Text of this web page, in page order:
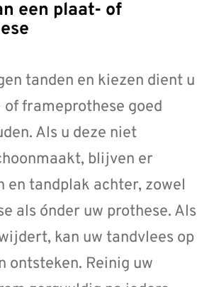
tanden en kiezen dient u
frameprothese goed
Als u deze niet
blijven er
en tandplak achter, zowel
als ónder uw prothese. Als
kan uw tandvlees op
ontsteken. Reinig uw